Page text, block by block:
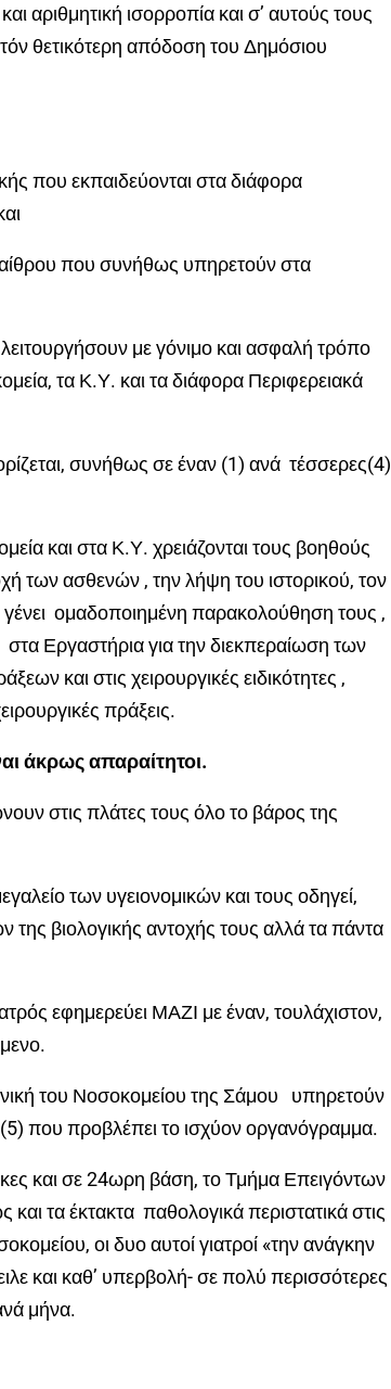
αριθμητική ισορροπία και σ’ αυτούς τους
θετικότερη απόδοση του Δημόσιου
που εκπαιδεύονται στα διάφορα
που συνήθως υπηρετούν στα
με γόνιμο και ασφαλή τρόπο
τα Κ.Υ. και τα διάφορα Περιφερειακά
συνήθως σε έναν (1) ανά τέσσερες(4)
και στα Κ.Υ. χρειάζονται τους βοηθούς
των ασθενών , την λήψη του ιστορικού, τον
γένει ομαδοποιημένη παρακολούθηση τους ,
Εργαστήρια για την διεκπεραίωση των
και στις χειρουργικές ειδικότητες ,
πράξεις.
άκρως απαραίτητοι.
στις πλάτες τους όλο το βάρος της
των υγειονομικών και τους οδηγεί,
βιολογικής αντοχής τους αλλά τα πάντα
εφημερεύει ΜΑΖΙ με έναν, τουλάχιστον,
του Νοσοκομείου της Σάμου υπηρετούν
που προβλέπει το ισχύον οργανόγραμμα.
και σε 24ωρη βάση, το Τμήμα Επειγόντων
τα έκτακτα παθολογικά περιστατικά στις
οι δυο αυτοί γιατροί «την ανάγκην
και καθ’ υπερβολή- σε πολύ περισσότερες
μήνα.